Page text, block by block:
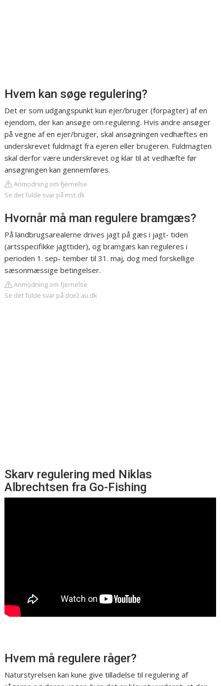
Hvem kan søge regulering?
Det er som udgangspunkt kun ejer/bruger (forpagter) af en
ejendom, der kan ansøge om regulering. Hvis andre ansøger
på vegne af en ejer/bruger, skal ansøgningen vedhæftes en
underskrevet fuldmagt fra ejeren eller brugeren. Fuldmagten
skal derfor være underskrevet og klar til at vedhæfte før
ansøgningen kan gennemføres.
Anmodning om fjernelse
Se det fulde svar på mst.dk
Hvornår må man regulere bramgæs?
På landbrugsarealerne drives jagt på gæs i jagt- tiden
(artsspecifikke jagttider), og bramgæs kan reguleres i
perioden 1. sep- tember til 31. maj, dog med forskellige
sæsonmæssige betingelser.
Anmodning om fjernelse
Se det fulde svar på dce2.au.dk
Skarv regulering med Niklas
Albrechtsen fra Go-Fishing
Hvem må regulere råger?
Naturstyrelsen kan kune give tilladelse til regulering af